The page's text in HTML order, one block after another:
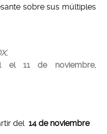
sobre sus múltiples
el 11 de noviembre,
del 14 de noviembre